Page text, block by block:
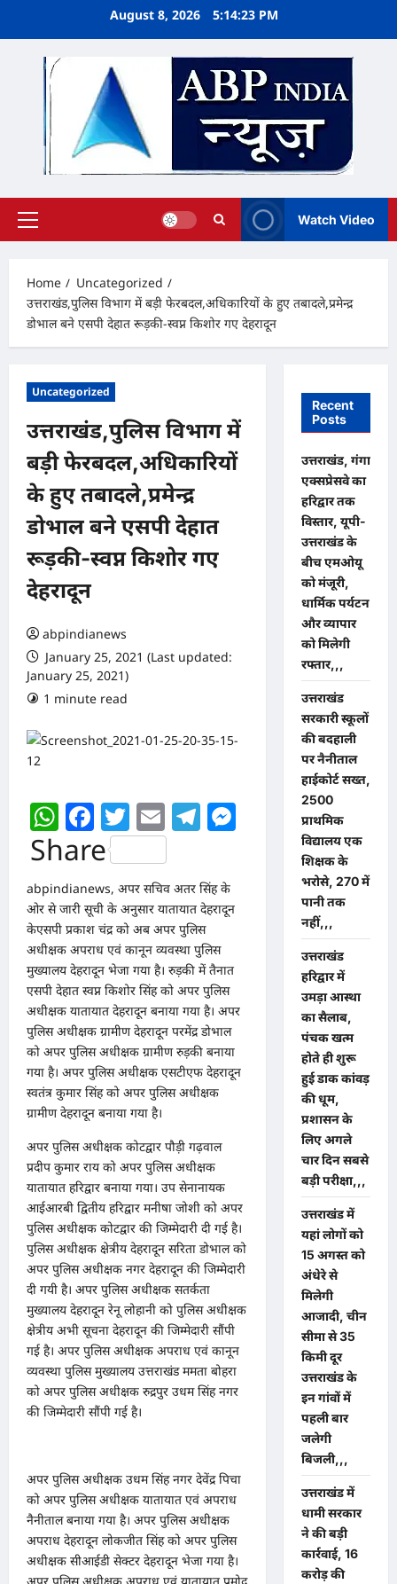
August 8, 2026 5:14:23 PM
Primary
Watch Video
Home
Uncategorized
उत्तराखंड,पुलिस विभाग में बड़ी फेरबदल,अधिकारियों के हुए तबादले,प्रमेन्द्र
डोभाल बने एसपी देहात रूड़की-स्वप्न किशोर गए देहरादून
Uncategorized
उत्तराखंड,पुलिस विभाग में
बड़ी फेरबदल,अधिकारियों
के हुए तबादले,प्रमेन्द्र
डोभाल बने एसपी देहात
रूड़की-स्वप्न किशोर गए
देहरादून
abpindianews
January 25, 2021 (Last updated:
January 25, 2021)
1 minute read
WhatsApp
Facebook
Twitter
EmailTelegram
Messenger
Share
abpindianews, अपर सचिव अतर सिंह के
ओर से जारी सूची के अनुसार यातायात देहरादून
केएसपी प्रकाश चंद्र को अब अपर पुलिस
अधीक्षक अपराध एवं कानून व्यवस्था पुलिस
मुख्यालय देहरादून भेजा गया है। रुड़की में तैनात
एसपी देहात स्वप्न किशोर सिंह को अपर पुलिस
अधीक्षक यातायात देहरादून बनाया गया है। अपर
पुलिस अधीक्षक ग्रामीण देहरादून परमेंद्र डोभाल
को अपर पुलिस अधीक्षक ग्रामीण रुड़की बनाया
गया है। अपर पुलिस अधीक्षक एसटीएफ देहरादून
स्वतंत्र कुमार सिंह को अपर पुलिस अधीक्षक
ग्रामीण देहरादून बनाया गया है।
अपर पुलिस अधीक्षक कोटद्वार पौड़ी गढ़वाल
प्रदीप कुमार राय को अपर पुलिस अधीक्षक
यातायात हरिद्वार बनाया गया। उप सेनानायक
आईआरबी द्वितीय हरिद्वार मनीषा जोशी को अपर
पुलिस अधीक्षक कोटद्वार की जिम्मेदारी दी गई है।
पुलिस अधीक्षक क्षेत्रीय देहरादून सरिता डोभाल को
अपर पुलिस अधीक्षक नगर देहरादून की जिम्मेदारी
दी गयी है। अपर पुलिस अधीक्षक सतर्कता
मुख्यालय देहरादून रेनू लोहानी को पुलिस अधीक्षक
क्षेत्रीय अभी सूचना देहरादून की जिम्मेदारी सौंपी
गई है। अपर पुलिस अधीक्षक अपराध एवं कानून
व्यवस्था पुलिस मुख्यालय उत्तराखंड ममता बोहरा
को अपर पुलिस अधीक्षक रुद्रपुर उधम सिंह नगर
की जिम्मेदारी सौंपी गई है।
अपर पुलिस अधीक्षक उधम सिंह नगर देवेंद्र पिचा
को अपर पुलिस अधीक्षक यातायात एवं अपराध
नैनीताल बनाया गया है। अपर पुलिस अधीक्षक
अपराध देहरादून लोकजीत सिंह को अपर पुलिस
अधीक्षक सीआईडी सेक्टर देहरादून भेजा गया है।
Recent
Posts
उत्तराखंड, गंगा
एक्सप्रेसवे का
हरिद्वार तक
विस्तार, यूपी-
उत्तराखंड के
बीच एमओयू
को मंजूरी,
धार्मिक पर्यटन
और व्यापार
को मिलेगी
रफ्तार,,,
उत्तराखंड
सरकारी स्कूलों
की बदहाली
पर नैनीताल
हाईकोर्ट सख्त,
2500
प्राथमिक
विद्यालय एक
शिक्षक के
भरोसे, 270 में
पानी तक
नहीं,,,
उत्तराखंड
हरिद्वार में
उमड़ा आस्था
का सैलाब,
पंचक खत्म
होते ही शुरू
हुई डाक कांवड़
की धूम,
प्रशासन के
लिए अगले
चार दिन सबसे
बड़ी परीक्षा,,,
उत्तराखंड में
यहां लोगों को
15 अगस्त को
अंधेरे से
मिलेगी
आजादी, चीन
सीमा से 35
किमी दूर
उत्तराखंड के
इन गांवों में
पहली बार
जलेगी
बिजली,,,
उत्तराखंड में
धामी सरकार
ने की बड़ी
कार्रवाई, 16
करोड़ की